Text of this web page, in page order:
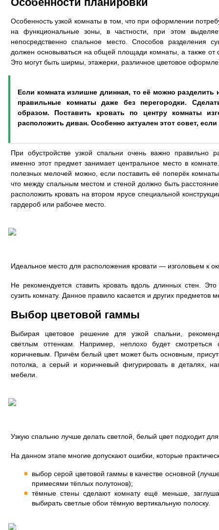
Особенность узкой комнаты в том, что при оформлении
на функциональные зоны, в частности, при этом
непосредственно спальное место. Способов разделения
должен основываться на общей площади комнаты, а также
Это могут быть ширмы, этажерки, различное цветовое
Если комната излишне длинная, то её можно разделить
правильные комнаты даже без перегородки.
образом. Поставить кровать по центру комнаты
расположить диван. Особенно актуален этот совет,
При обустройстве узкой спальни очень важно правильно
именно этот предмет занимает центральное место в
полезных мелочей можно, если поставить её поперёк
что между спальным местом и стеной должно быть
расположить кровать на втором ярусе специальной
гардероб или рабочее место.
Идеальное место для расположения кровати — изголовьем к
Не рекомендуется ставить кровать вдоль длинных стен.
сузить комнату. Данное правило касается и других предметов
Выбор цветовой гаммы
Выбирая цветовое решение для узкой спальни,
светлым оттенкам. Например, неплохо будет
коричневым. Причём белый цвет может быть основным,
потолка, а серый и коричневый фигурировать в деталях,
мебели.
Узкую спальню лучше делать светлой, белый цвет подходит
На данном этапе многие допускают ошибки, которые
выбор серой цветовой гаммы в качестве основной
примесями тёплых полутонов);
тёмные стены сделают комнату ещё меньше,
выбирать светлые обои тёмную вертикальную полоску.